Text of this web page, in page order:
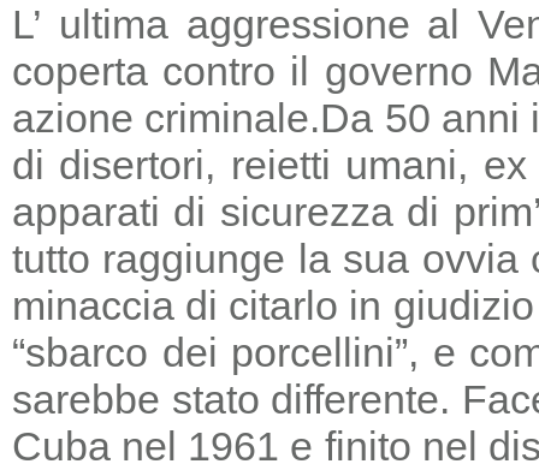
L’ ultima aggressione al
coperta contro il governo
azione criminale.Da 50 anni
di disertori, reietti umani,
apparati di sicurezza di
tutto raggiunge la sua
minaccia di citarlo in
“sbarco dei porcellini”, e
sarebbe stato differente.
Cuba nel 1961 e finito nel